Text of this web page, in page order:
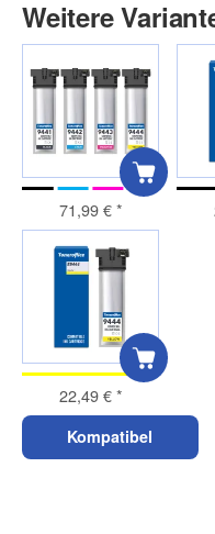
Weitere
71,99 €*
22,49 €*
Kompatibel